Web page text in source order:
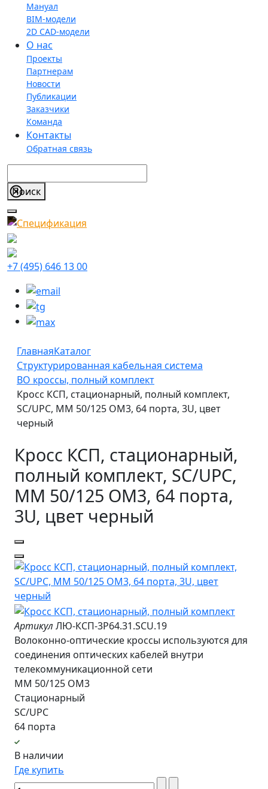
Мануал
BIM-модели
2D CAD-модели
О нас
Проекты
Партнерам
Новости
Публикации
Заказчики
Команда
Контакты
Обратная связь
+7 (495) 646 13 00
ГлавнаяКаталог
Структурированная кабельная система
ВО кроссы, полный комплект
Кросс КСП, стационарный, полный комплект,
SC/UPC, MM 50/125 OM3, 64 порта, 3U, цвет
черный
Кросс КСП, стационарный,
полный комплект, SC/UPC,
MM 50/125 OM3, 64 порта,
3U, цвет черный
Артикул ЛЮ-КСП-3Р64.31.SCU.19
Волоконно-оптические кроссы используются для
соединения оптических кабелей внутри
телекоммуникационной сети
MM 50/125 OM3
Стационарный
SC/UPC
64 порта
В наличии
Где купить